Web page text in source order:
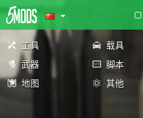
工具 载具
武器
脚本
地图
其他